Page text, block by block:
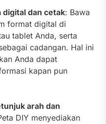
digital dan cetak: Bawa
format digital di
tablet Anda, serta
cadangan. Hal ini
Anda dapat
kapan pun
arah dan
DIY menyediakan